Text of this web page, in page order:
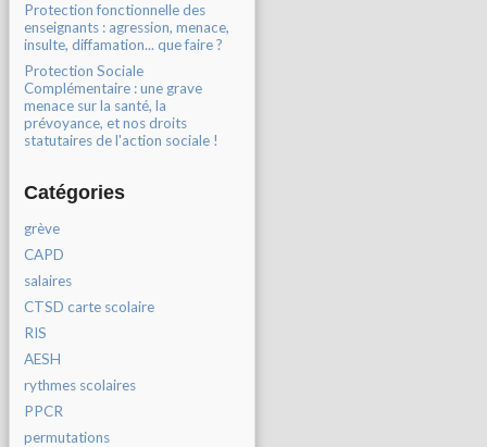
Protection fonctionnelle des
enseignants : agression, menace,
insulte, diffamation... que faire ?
Protection Sociale
Complémentaire : une grave
menace sur la santé, la
prévoyance, et nos droits
statutaires de l'action sociale !
Catégories
grève
CAPD
salaires
CTSD carte scolaire
RIS
AESH
rythmes scolaires
PPCR
permutations